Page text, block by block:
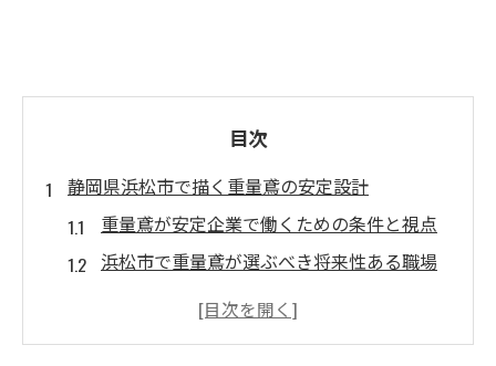
目次
静岡県浜松市で描く重量鳶の安定設計
重量鳶が安定企業で働くための条件と視点
浜松市で重量鳶が選ぶべき将来性ある職場